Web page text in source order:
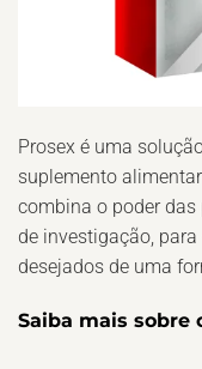
Prosex é uma
suplemento
combina o poder
de investigação,
desejados de uma
Saiba mais sobre